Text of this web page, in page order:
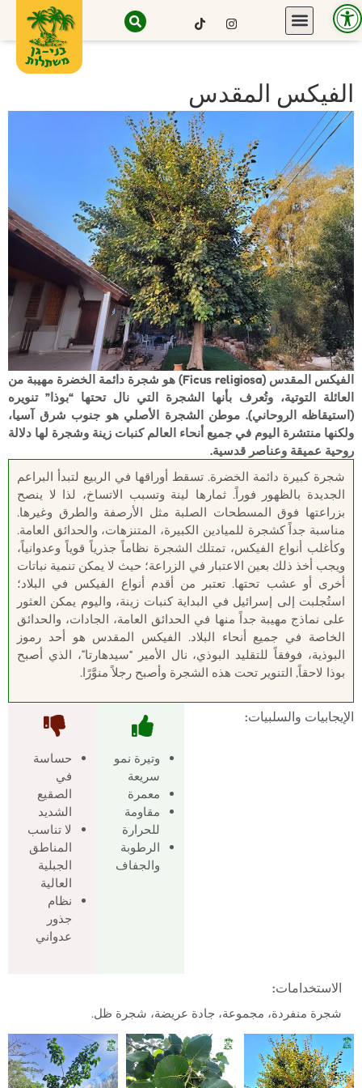
الفيكس المقدس
الفيكس المقدس (Ficus religiosa) هو شجرة دائمة الخضرة مهيبة من
العائلة التوتية، وتُعرف بأنها الشجرة التي نال تحتها “بوذا” تنويره
(استيقاظه الروحاني). موطن الشجرة الأصلي هو جنوب شرق آسيا،
ولكنها منتشرة اليوم في جميع أنحاء العالم كنبات زينة وشجرة لها دلالة
روحية عميقة وعناصر قدسية.
شجرة كبيرة دائمة الخضرة. تسقط أوراقها في الربيع لتبدأ البراعم
الجديدة بالظهور فوراً. ثمارها لينة وتسبب الاتساخ، لذا لا ينصح
بزراعتها فوق المسطحات الصلبة مثل الأرصفة والطرق وغيرها.
مناسبة جداً كشجرة للميادين الكبيرة، المتنزهات، والحدائق العامة.
وكأغلب أنواع الفيكس، تمتلك الشجرة نظاماً جذرياً قوياً وعدوانياً،
ويجب أخذ ذلك بعين الاعتبار في الزراعة؛ حيث لا يمكن تنمية نباتات
أخرى أو عشب تحتها. تعتبر من أقدم أنواع الفيكس في البلاد؛
استُجلبت إلى إسرائيل في البداية كنبات زينة، واليوم يمكن العثور
على نماذج مهيبة جداً منها في الحدائق العامة، الجادات، والحدائق
الخاصة في جميع أنحاء البلاد. الفيكس المقدس هو أحد رموز
البوذية، فوفقاً للتقليد البوذي، نال الأمير “سيدهارتا”، الذي أصبح
بوذا لاحقاً, التنوير تحت هذه الشجرة وأصبح رجلاً منوَّرًا.
الإيجابيات والسلبيات:
وتيرة نمو
سريعة
معمرة
مقاومة
للحرارة
الرطوبة
والجفاف
حساسة
في
الصقيع
الشديد
لا تناسب
المناطق
الجبلية
العالية
نظام
جذور
عدواني
الاستخدامات:
شجرة منفردة، مجموعة، جادة عريضة، شجرة ظل.